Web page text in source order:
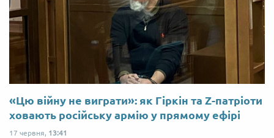
«Цю війну не виграти»: як Гіркін та Z-патріоти
ховають російську армію у прямому ефірі
17 червня, 13:41